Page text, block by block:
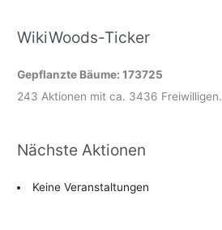
WikiWoods-Ticker
Gepflanzte Bäume: 173725
243 Aktionen mit ca. 3436 Freiwilligen.
Nächste Aktionen
Keine Veranstaltungen